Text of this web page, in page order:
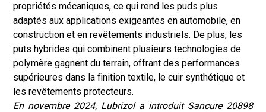
propriétés mécaniques, ce qui rend les puds plus
adaptés aux applications exigeantes en automobile, en
construction et en revêtements industriels. De plus, les
puts hybrides qui combinent plusieurs technologies de
polymère gagnent du terrain, offrant des performances
supérieures dans la finition textile, le cuir synthétique et
les revêtements protecteurs.
En novembre 2024, Lubrizol a introduit Sancure 20898